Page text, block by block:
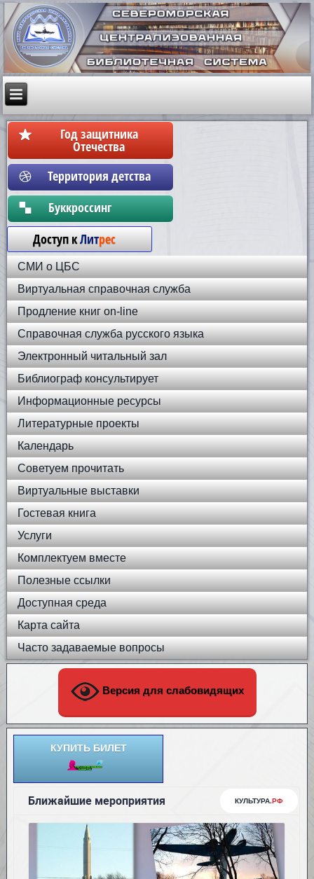
Год защитника
Отечества
Территория детства
Бyккpoccинг
Доступ кЛитрес
СМИ о ЦБС
Виртуальная справочная служба
Продление книг on-line
Справочная служба русского языка
Электронный читальный зал
Библиограф консультирует
Информационные ресурсы
Литературные проекты
Календарь
Советуем прочитать
Виртуальные выставки
Гостевая книга
Услуги
Комплектуем вместе
Полезные ссылки
Доступная среда
Карта сайта
Часто задаваемые вопросы
Версия для слабовидящих
КУПИТЬ БИЛЕТ